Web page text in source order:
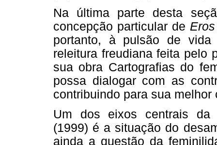
Na última parte desta
concepção particular de Eros
portanto, à pulsão de
releitura freudiana feita pelo
sua obra Cartografias do
possa dialogar com as
contribuindo para sua melhor
Um dos eixos centrais da
(1999) é a situação do
ainda a questão da